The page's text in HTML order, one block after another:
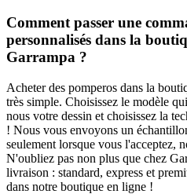
Comment passer une
personnalisés dans la
Garrampa ?
Acheter des pomperos dans la
très simple. Choisissez le modèle
nous votre dessin et choisissez la
! Nous vous envoyons un
seulement lorsque vous l'acceptez,
N'oubliez pas non plus que chez
livraison : standard, express et
dans notre boutique en ligne !